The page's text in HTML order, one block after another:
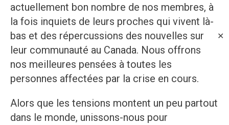
✕
actuellement bon nombre de nos membres, à
la fois inquiets de leurs proches qui vivent là-
bas et des répercussions des nouvelles sur
leur communauté au Canada. Nous offrons
nos meilleures pensées à toutes les
personnes affectées par la crise en cours.
Alors que les tensions montent un peu partout
dans le monde, unissons-nous pour